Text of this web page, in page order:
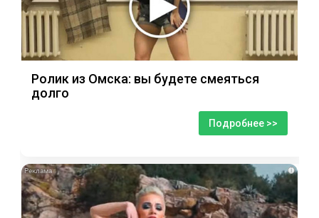
Ролик из Омска: вы будете смеяться
долго
Подробнее >>
i